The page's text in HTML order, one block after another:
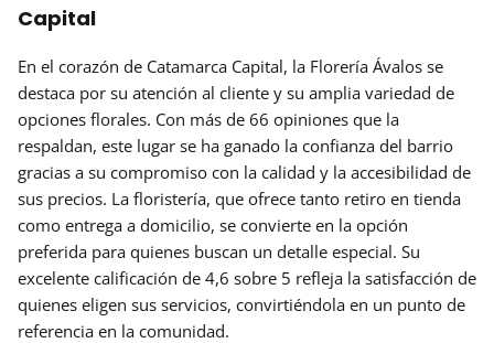
Capital
En el corazón de Catamarca Capital, la Florería Ávalos se
destaca por su atención al cliente y su amplia variedad de
opciones florales. Con más de 66 opiniones que la
respaldan, este lugar se ha ganado la confianza del barrio
gracias a su compromiso con la calidad y la accesibilidad de
sus precios. La floristería, que ofrece tanto retiro en tienda
como entrega a domicilio, se convierte en la opción
preferida para quienes buscan un detalle especial. Su
excelente calificación de 4,6 sobre 5 refleja la satisfacción de
quienes eligen sus servicios, convirtiéndola en un punto de
referencia en la comunidad.